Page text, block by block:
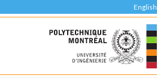
English